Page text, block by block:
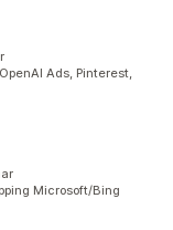
Ads, Pinterest,
Microsoft/Bing